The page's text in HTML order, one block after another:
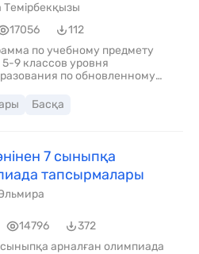
Темірбекқызы
17056
112
по учебному предмету
9 классов уровня
по обновленному
Басқа
7 сыныпқа
тапсырмалары
14796
372
сыныпқа арналған олимпиада